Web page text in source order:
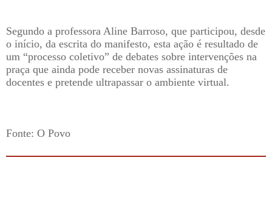
Segundo a professora Aline Barroso, que participou, desde
o início, da escrita do manifesto, esta ação é resultado de
um “processo coletivo” de debates sobre intervenções na
praça que ainda pode receber novas assinaturas de
docentes e pretende ultrapassar o ambiente virtual.
Fonte: O Povo